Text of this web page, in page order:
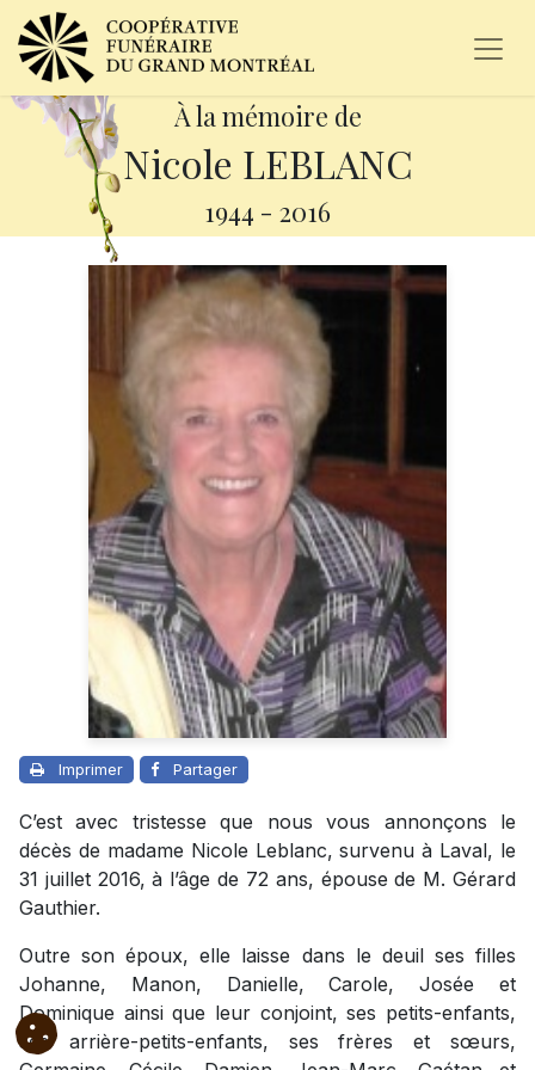
À la mémoire de
Nicole LEBLANC
1944 - 2016
Imprimer Partager
C’est avec tristesse que nous vous annonçons le
décès de madame Nicole Leblanc, survenu à Laval, le
31 juillet 2016, à l’âge de 72 ans, épouse de M. Gérard
Gauthier.
Outre son époux, elle laisse dans le deuil ses filles
Johanne, Manon, Danielle, Carole, Josée et
Dominique ainsi que leur conjoint, ses petits-enfants,
ses arrière-petits-enfants, ses frères et sœurs,